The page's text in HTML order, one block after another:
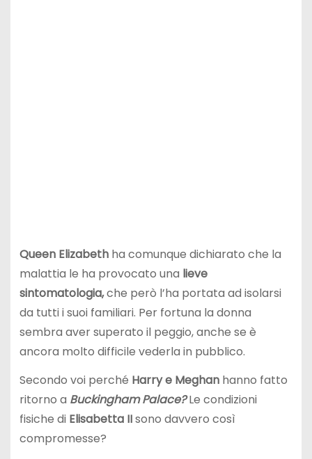
Queen Elizabethha comunque dichiarato che la
malattia le ha provocato una lieve
sintomatologia,che però l’ha portata ad isolarsi
da tutti i suoi familiari. Per fortuna la donna
sembra aver superato il peggio, anche se è
ancora molto difficile vederla in pubblico.
Secondo voi perché Harry e Meghanhanno fatto
ritorno a Buckingham Palace?Le condizioni
fisiche di Elisabetta IIsono davvero così
compromesse?